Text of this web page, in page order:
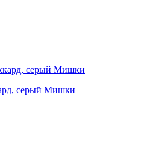
серый Мишки